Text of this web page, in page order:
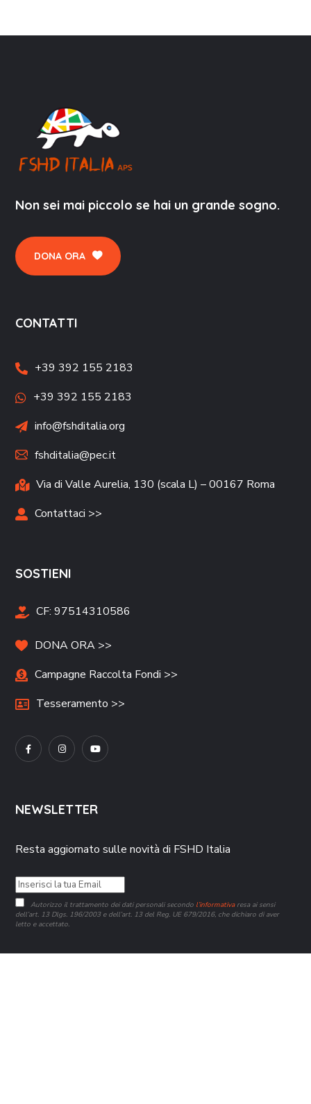
Non sei mai piccolo se hai un grande sogno.
DONA ORA
CONTATTI
+39 392 155 2183
+39 392 155 2183
info@fshditalia.org
fshditalia@pec.it
Via di Valle Aurelia, 130 (scala L) – 00167 Roma
Contattaci >>
SOSTIENI
CF:97514310586
DONA ORA >>
Campagne Raccolta Fondi >>
Tesseramento >>
NEWSLETTER
Resta aggiornato sulle novità di FSHD Italia
Autorizzo il trattamento dei dati personali secondo l’informativaresa ai sensi
dell’art. 13 Dlgs. 196/2003 e dell’art. 13 del Reg. UE 679/2016, che dichiaro di aver
letto e accettato.